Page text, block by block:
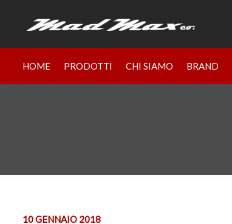
HOME PRODOTTI CHI SIAMO BRAND
10 GENNAIO 2018